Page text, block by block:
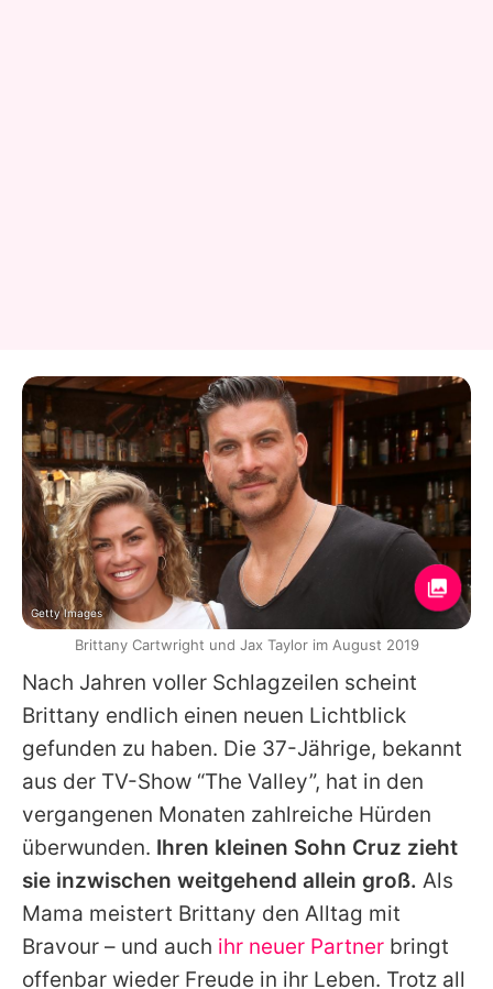
Nach Jahren voller Schlagzeilen scheint
Brittany endlich einen neuen Lichtblick
gefunden zu haben. Die 37-Jährige, bekannt
aus der TV-Show “The Valley”, hat in den
vergangenen Monaten zahlreiche Hürden
überwunden. Ihren kleinen Sohn Cruz zieht
sie inzwischen weitgehend allein groß. Als
Mama meistert Brittany den Alltag mit
Bravour – und auch ihr neuer Partner bringt
offenbar wieder Freude in ihr Leben. Trotz all
Getty Images
Brittany Cartwright und Jax Taylor im August 2019